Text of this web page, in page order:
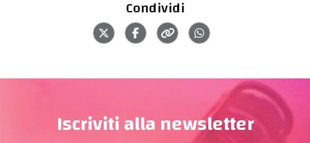
Condividi
Iscriviti alla newsletter